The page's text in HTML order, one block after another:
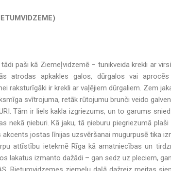
tādi paši kā Ziemeļvidzemē – tunikveida krekli ar
atrodas apkakles galos, dūrgalos vai
raksturīgāki ir krekli ar vaļējiem dūrgaliem. Zem
svītrojuma, retāk rūtojumu brunči veido
Tām ir liels kakla izgriezums, un to garums
nekā ņieburi. Kā jaku, tā ņieburu piegriezumā
akcents jostas līnijas uzsvēršanai mugurpusē tika
attīstību ietekmē Rīga kā amatniecības un
lakatus izmanto dažādi – gan sedz uz pleciem,